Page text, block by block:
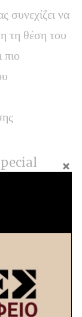
συνεχίζει να
τη θέση του